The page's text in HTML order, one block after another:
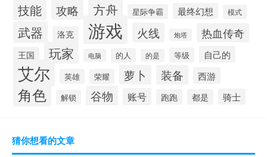
技能 攻略 方舟 星际争霸 最终幻想 模式
武器 洛克 游戏 火线 炮塔 热血传奇
王国 玩家 电脑 的人 的是 等级 自己的
艾尔 英雄 荣耀 萝卜 装备 西游
角色 解锁 谷物 账号 跑跑 都是 骑士
猜你想看的文章